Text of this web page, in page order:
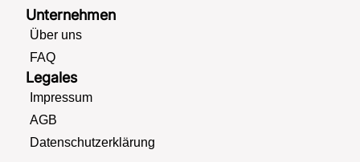
Unternehmen
Über uns
FAQ
Legales
Impressum
AGB
Datenschutzerklärung